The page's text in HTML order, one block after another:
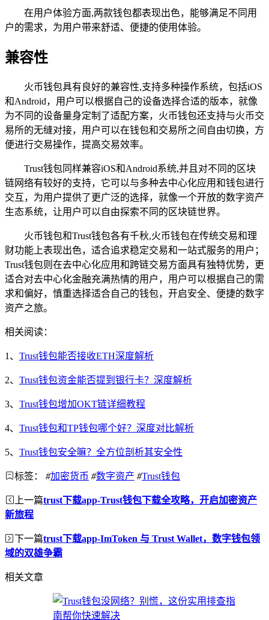
在用户体验方面,两款钱包都表现出色，能够满足不同用
户的需求，为用户带来舒适、便捷的使用体验。
兼容性
火币钱包具有良好的兼容性,支持多种操作系统，包括iOS
和Android，用户可以根据自己的设备选择合适的版本，就像
为不同的设备量身定制了适配方案，火币钱包还支持与火币交
易所的无缝对接，用户可以在钱包和交易所之间自由切换，方
便进行交易操作，提高交易效率。
Trust钱包同样兼容iOS和Android系统,并且对不同的区块
链网络有较好的支持，它可以与多种去中心化应用和钱包进行
交互，为用户提供了更广泛的选择，就像一个开放的数字资产
生态系统，让用户可以自由探索不同的区块链世界。
火币钱包和Trust钱包各有千秋,火币钱包在传统交易和理
财功能上表现出色，适合追求稳定交易和一站式服务的用户；
Trust钱包则在去中心化应用和跨链交易方面具有独特优势，更
适合对去中心化金融充满热情的用户，用户可以根据自己的需
求和偏好，慎重选择适合自己的钱包，开启安全、便捷的数字
资产之旅。
相关阅读：
1、 Trust钱包能否接收ETH深度解析
2、 Trust钱包资金能否提到银行卡？深度解析
3、 Trust钱包增加OKT链详细教程
4、 Trust钱包和TP钱包哪个好？深度对比解析
5、 Trust钱包安全嘛？全方位剖析其安全性
标签： #加密货币 #数字资产 #Trust钱包
上一篇trust下载app-Trust钱包下载全攻略，开启加密资产
新旅程
下一篇trust下载app-ImToken 与 Trust Wallet，数字钱包领
域的双雄争霸
相关文章